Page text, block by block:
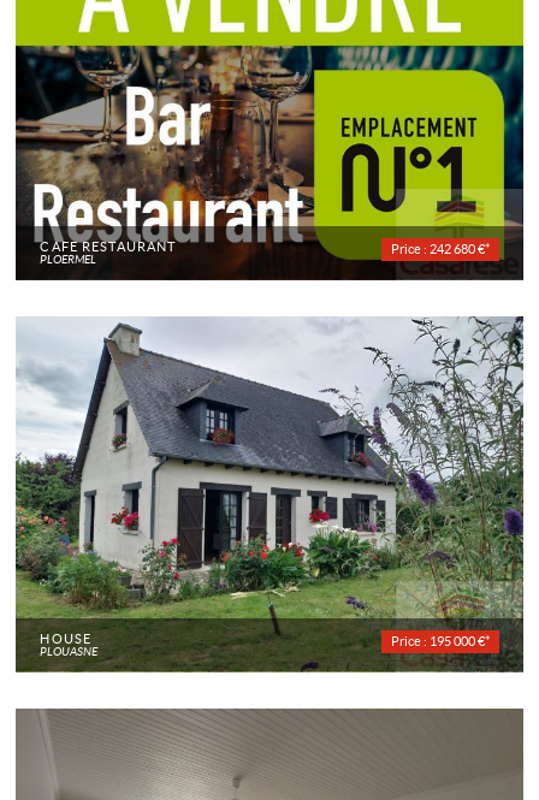
CAFÉ RESTAURANT
PLOËRMEL
Price : 242 680 €*
HOUSE
PLOUASNE
Price : 195 000 €*